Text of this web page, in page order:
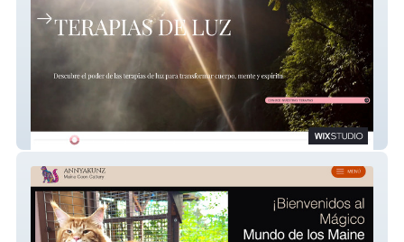
Mahalo